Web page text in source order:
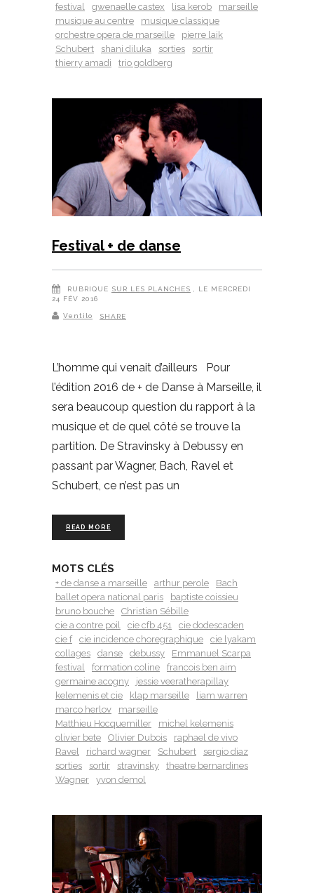
festival
gwenaelle castex lisa kerob
marseille
musique au centre
musique classique
orchestre opera de marseille
pierre laik
Schubert
shani diluka sorties
sortir
thierry amadi
trio goldberg
Festival + de danse
RUBRIQUE SUR LES PLANCHES , LE MERCREDI
24 FÉV 2016
Ventilo SHARE
L’homme qui venait d’ailleurs Pour
l’édition 2016 de + de Danse à Marseille, il
sera beaucoup question du rapport à la
musique et de quel côté se trouve la
partition. De Stravinsky à Debussy en
passant par Wagner, Bach, Ravel et
Schubert, ce n’est pas un
READ MORE
MOTS CLÉS
+ de danse a marseille arthur perole
Bach
ballet opera national paris
baptiste coissieu
bruno bouche
Christian Sébille
cie a contre poil
cie cfb 451
cie dodescaden
cie f
cie incidence choregraphique
cie lyakam
collages
danse debussy
Emmanuel Scarpa
festival
formation coline
francois ben aim
germaine acogny
jessie veeratherapillay
kelemenis et cie
klap marseille
liam warren
marco herlov
marseille
Matthieu Hocquemiller
michel kelemenis
olivier bete
Olivier Dubois
raphael de vivo
Ravel
richard wagner Schubert
sergio diaz
sorties
sortir stravinsky
theatre bernardines
Wagner
yvon demol